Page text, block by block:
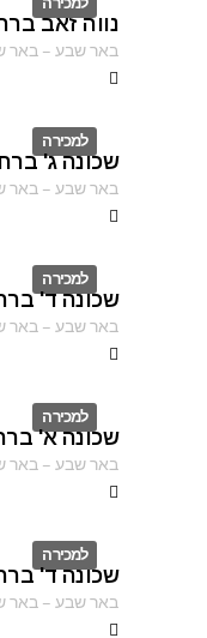
למכירה
ID
נווה זאב
באר שבע–באר
למכירה
ID
שכונה ג'
באר שבע–באר
למכירה
ID
שכונה ד'
באר שבע–באר
למכירה
ID
שכונה א'
באר שבע–באר
למכירה
ID
שכונה ד'
באר שבע–באר